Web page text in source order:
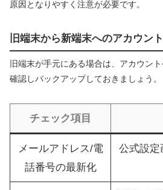
原因となりやすく注意が必要です。
旧端末から新端末へのアカウン
旧端末が手元にある場合は、アカウン
確認しバックアップしておきましょう。
チェック項目
メールアドレス/電
話番号の最新化
公式設定